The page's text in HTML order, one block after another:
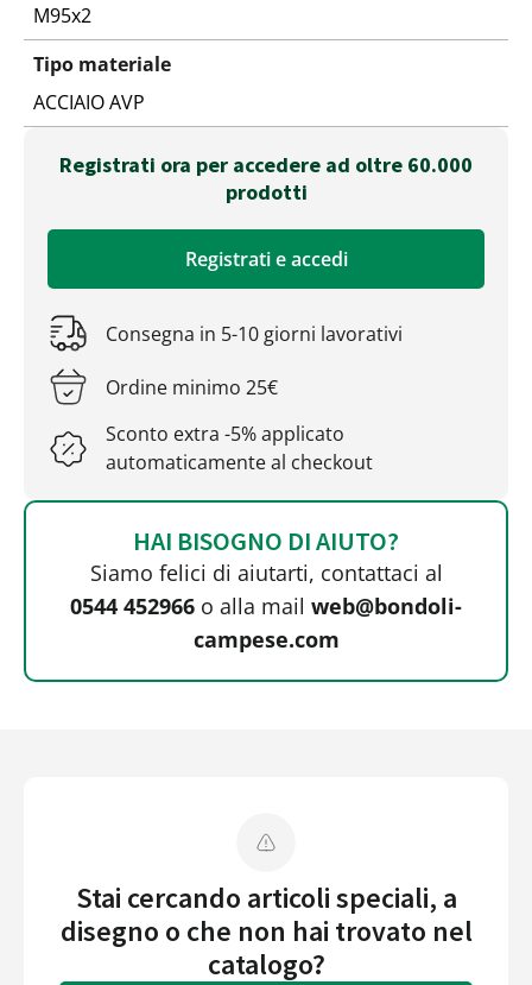
M95x2
Tipo materiale
ACCIAIO AVP
Registrati ora per accedere ad oltre 60.000
prodotti
Registrati e accedi
Consegna in 5-10 giorni lavorativi
Ordine minimo 25€
Sconto extra -5% applicato
automaticamente al checkout
HAI BISOGNO DI AIUTO?
Siamo felici di aiutarti, contattaci al
0544 452966 o alla mail web@bondoli-
campese.com
Stai cercando articoli speciali, a
disegno o che non hai trovato nel
catalogo?